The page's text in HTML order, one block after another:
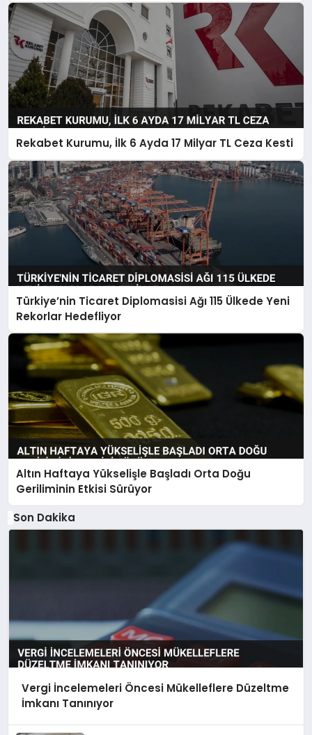
Rekabet Kurumu, İlk 6 Ayda 17 Milyar TL Ceza Kesti
Türkiye’nin Ticaret Diplomasisi Ağı 115 Ülkede Yeni
Rekorlar Hedefliyor
Altın Haftaya Yükselişle Başladı Orta Doğu
Geriliminin Etkisi Sürüyor
Son Dakika
Vergi İncelemeleri Öncesi Mükelleflere Düzeltme
İmkanı Tanınıyor